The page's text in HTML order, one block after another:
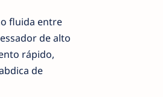
fluida entre
de alto
rápido,
de